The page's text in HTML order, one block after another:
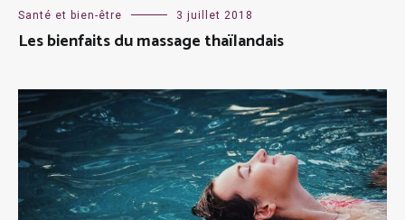
Santé et bien-être 3 juillet 2018
Les bienfaits du massage thaïlandais